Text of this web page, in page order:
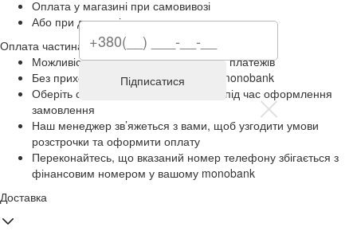
Оплата у магазині при самовивозі
Або при доставці
Оплата частинами від monobank
Можливість розділити покупку на 2–6 платежів
Без прихованих комісій для клієнтів monobank
Оберіть спосіб оплати «Частинами» під час оформлення
замовлення
Наш менеджер зв’яжеться з вами, щоб узгодити умови
розстрочки та оформити оплату
Переконайтесь, що вказаний номер телефону збігається з
фінансовим номером у вашому monobank
Доставка
Підписатися